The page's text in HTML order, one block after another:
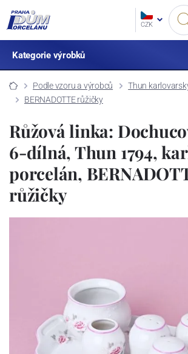
CZK
Kategorie výrobků
Podle vzoru a výrobců
Thun
BERNADOTTE růžičky
Růžová linka:
6-dílná, Thun 1794,
porcelán,
růžičky